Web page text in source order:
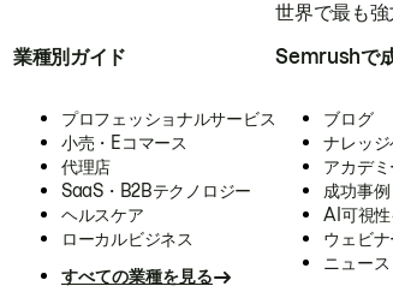
世界で最も
業種別ガイド
プロフェッショナルサービス
小売・Eコマース
代理店
SaaS・B2Bテクノロジー
ヘルスケア
ローカルビジネス
すべての業種を見る
Semrushで
ブログ
ナレッジ
アカデミ
成功事例
AI可視
ウェビナ
ニュース